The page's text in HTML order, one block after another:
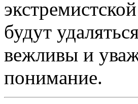
будут
вежливы и
понимание.